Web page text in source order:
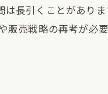
工夫
長引くことがあり
売戦略の再考が必